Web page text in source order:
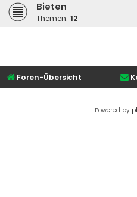
Bieten
Themen: 12
Foren-Übersicht
Powered by